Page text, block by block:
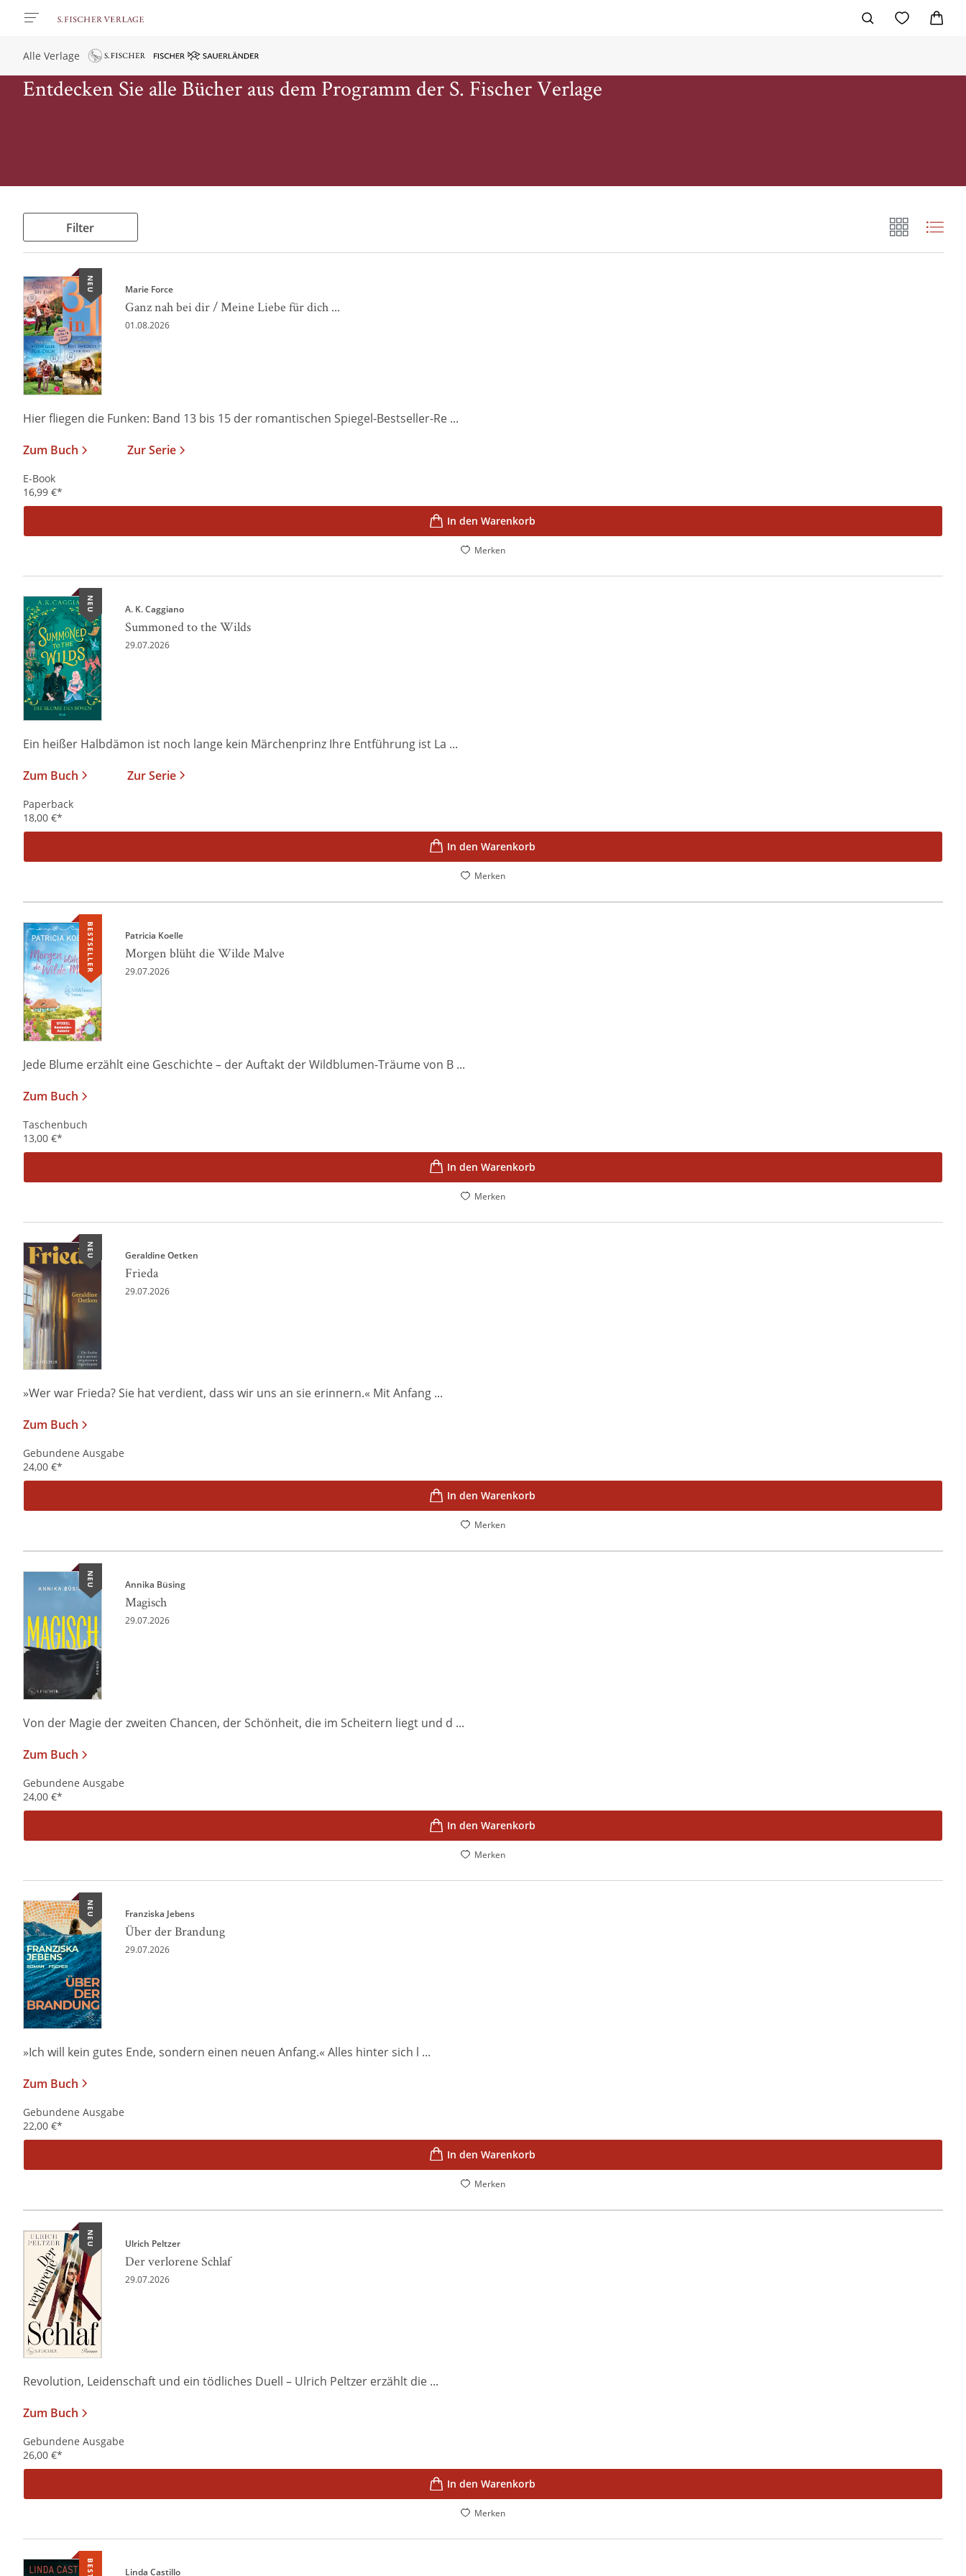
Alle Verlage
Entdecken Sie alle Bücher aus dem Programm der S. Fischer Verlage
Filter
NEU Marie Force
Ganz nah bei dir / Meine Liebe für dich ...
01.08.2026
Hier fliegen die Funken: Band 13 bis 15 der romantischen Spiegel-Bestseller-Re ...
Zum Buch
Zur Serie
E-Book
16,99 €*
In den Warenkorb
Merken
NEU A. K. Caggiano
Summoned to the Wilds
29.07.2026
Ein heißer Halbdämon ist noch lange kein Märchenprinz Ihre Entführung ist La ...
Zum Buch
Zur Serie
Paperback
18,00 €*
In den Warenkorb
Merken
BESTSELLER Patricia Koelle
Morgen blüht die Wilde Malve
29.07.2026
Jede Blume erzählt eine Geschichte – der Auftakt der Wildblumen-Träume von B ...
Zum Buch
Taschenbuch
13,00 €*
In den Warenkorb
Merken
NEU Geraldine Oetken
Frieda
29.07.2026
»Wer war Frieda? Sie hat verdient, dass wir uns an sie erinnern.« Mit Anfang ...
Zum Buch
Gebundene Ausgabe
24,00 €*
In den Warenkorb
Merken
NEU Annika Büsing
Magisch
29.07.2026
Von der Magie der zweiten Chancen, der Schönheit, die im Scheitern liegt und d ...
Zum Buch
Gebundene Ausgabe
24,00 €*
In den Warenkorb
Merken
NEU Franziska Jebens
Über der Brandung
29.07.2026
»Ich will kein gutes Ende, sondern einen neuen Anfang.« Alles hinter sich l ...
Zum Buch
Gebundene Ausgabe
22,00 €*
In den Warenkorb
Merken
NEU Ulrich Peltzer
Der verlorene Schlaf
29.07.2026
Revolution, Leidenschaft und ein tödliches Duell – Ulrich Peltzer erzählt die ...
Zum Buch
Gebundene Ausgabe
26,00 €*
In den Warenkorb
Merken
Linda Castillo